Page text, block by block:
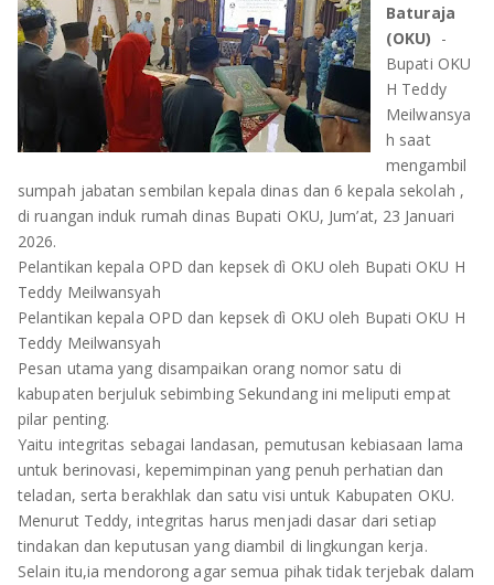
BANDAR LAMPUNG
LAMPUNG TENGAH
LAMPUNG UTARA
LAMPUNG TIMUR
LAMPUNG BARAT
LAMPUNG SELATAN
PESAWARAN
TANGGAMUS
PESISIR BARAT
TULANG BAWANG
WISATA
OLAHRAGA
ADVETORIAL
Baturaja
(OKU) -
Bupati OKU
H Teddy
Meilwansya
h saat
mengambil
sumpah jabatan sembilan kepala dinas dan 6 kepala sekolah ,
di ruangan induk rumah dinas Bupati OKU, Jum’at, 23 Januari
2026.
Pelantikan kepala OPD dan kepsek dì OKU oleh Bupati OKU H
Teddy Meilwansyah
Pelantikan kepala OPD dan kepsek dì OKU oleh Bupati OKU H
Teddy Meilwansyah
Pesan utama yang disampaikan orang nomor satu di
kabupaten berjuluk sebimbing Sekundang ini meliputi empat
pilar penting.
Yaitu integritas sebagai landasan, pemutusan kebiasaan lama
untuk berinovasi, kepemimpinan yang penuh perhatian dan
teladan, serta berakhlak dan satu visi untuk Kabupaten OKU.
Menurut Teddy, integritas harus menjadi dasar dari setiap
tindakan dan keputusan yang diambil di lingkungan kerja.
Selain itu,ia mendorong agar semua pihak tidak terjebak dalam